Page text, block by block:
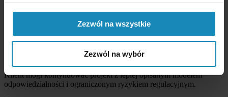
Zezwól na wszystkie
Zezwól na wybór
Działanie
Przeanalizowałem model transferów, role stron, podstawy prawne
oraz wymagane zabezpieczenia, w tym dokumentację kontraktową i
ocenę ryzyka.
Klient mógł kontynuować projekt z lepiej opisanym modelem
odpowiedzialności i ograniczonym ryzykiem regulacyjnym.